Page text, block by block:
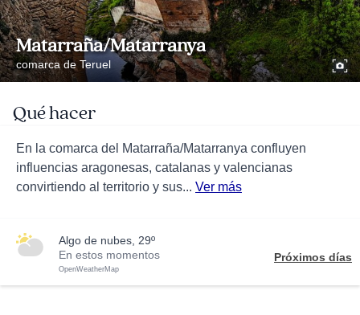
Matarraña/Matarranya
comarca de Teruel
Qué hacer
En la comarca del Matarraña/Matarranya confluyen
influencias aragonesas, catalanas y valencianas
convirtiendo al territorio y sus... Ver más
algo de nubes, 29º
En estos momentos
OpenWeatherMap
Próximos días